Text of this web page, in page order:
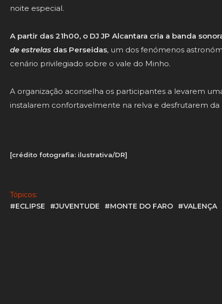
noite especial.
A partir das 21h00, o DJ JP Alcantara cria a banda
de estrelas das Perseidas, um dos fenómenos
cenário privilegiado sobre o vale do Minho.
A organização aconselha os participantes a levarem
instalarem confortavelmente na relva e desfrutarem da
[crédito fotografia: ilustrativa/DR]
Tópicos:
#ECLIPSE
#JUVENTUDE #MONTE DO FARO #VALENÇA